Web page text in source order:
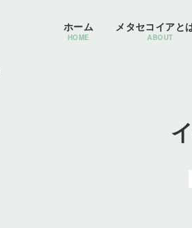
ホーム
HOME
メタセコイアと
ABOUT